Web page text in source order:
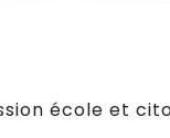
école et